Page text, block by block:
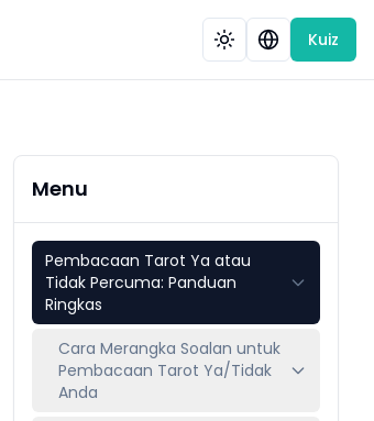
Kuiz
Menu
Pembacaan Tarot Ya atau
Tidak Percuma: Panduan
Ringkas
Cara Merangka Soalan untuk
Pembacaan Tarot Ya/Tidak
Anda